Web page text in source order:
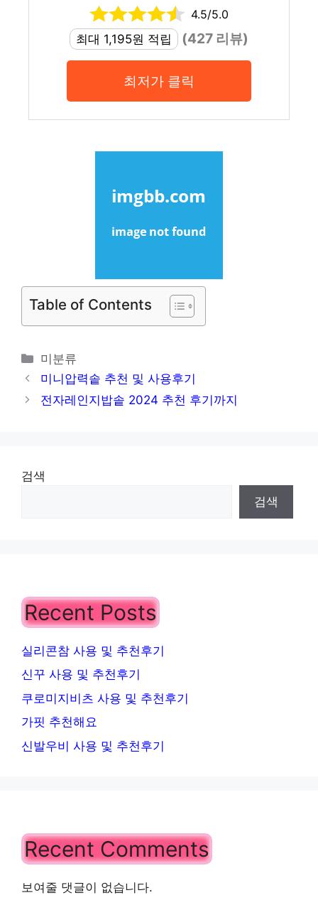
4.5/5.0
최대 1,195원 적립
(427 리뷰)
최저가 클릭
Table of Contents
카
테
고
미분류
미니압력솥 추천 및 사용후기
전자레인지밥솥 2024 추천 후기까지
검색
검색
Recent Posts
실리콘참 사용 및 추천후기
신꾸 사용 및 추천후기
쿠로미지비츠 사용 및 추천후기
가핏 추천해요
신발우비 사용 및 추천후기
Recent Comments
보여줄 댓글이 없습니다.